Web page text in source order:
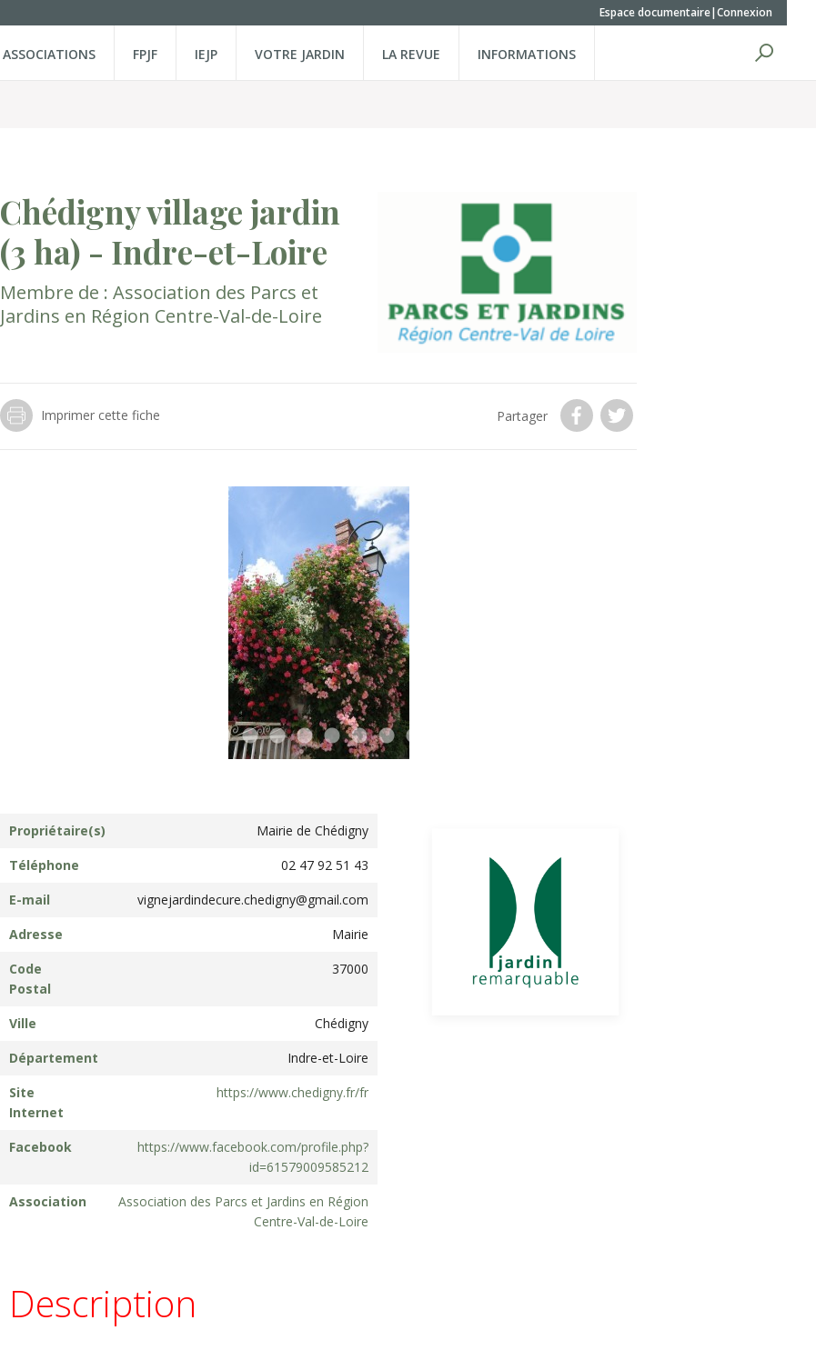
Espace documentaire Connexion
ASSOCIATIONS FPJF IEJP VOTRE JARDIN LA REVUE INFORMATIONS
Chédigny village jardin
(3 ha) - Indre-et-Loire
Membre de : Association des Parcs et
Jardins en Région Centre-Val-de-Loire
Imprimer cette fiche Partager
Propriétaire(s)
Mairie de Chédigny
Téléphone
02 47 92 51 43
E-mail
vignejardindecure.chedigny@gmail.com
Adresse
Mairie
Code
Postal
37000
Ville
Chédigny
Département
Indre-et-Loire
Site
Internet
https://www.chedigny.fr/fr
Facebook
https://www.facebook.com/profile.php?
id=61579009585212
Association
Association des Parcs et Jardins en Région
Centre-Val-de-Loire
Description